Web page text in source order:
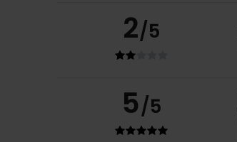
2/5
5/5